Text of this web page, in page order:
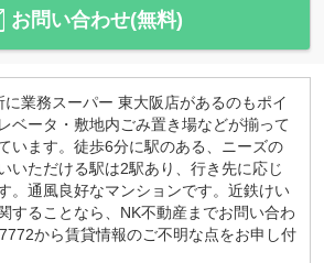
お問い合わせ(無料)
業務スーパー 東大阪店があるのもポイ
ベータ・敷地内ごみ置き場などが揃って
います。徒歩6分に駅のある、ニーズの
いただける駅は2駅あり、行き先に応じ
。通風良好なマンションです。近鉄けい
することなら、NK不動産までお問い合わ
から賃貸情報のご不明な点をお申し付